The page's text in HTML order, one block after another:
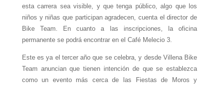
esta carrera sea visible, y que tenga público, algo que los
niños y niñas que participan agradecen, cuenta el director de
Bike Team. En cuanto a las inscripciones, la oficina
permanente se podrá encontrar en el Café Melecio 3.
Este es ya el tercer año que se celebra, y desde Villena Bike
Team anuncian que tienen intención de que se establezca
como un evento más cerca de las Fiestas de Moros y